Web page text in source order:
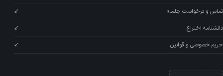
تماس و درخواست جلسه
↙
دانشنامه اختراع
↙
حریم خصوصی و قوانین
↙